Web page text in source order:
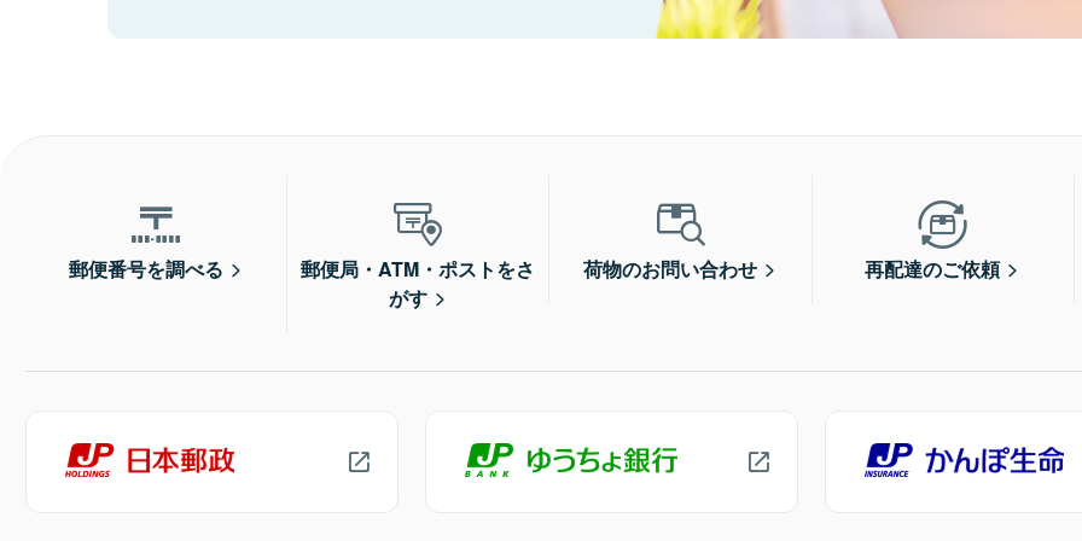
郵便番号を調べる
郵便局・ATM・ポストをさ
がす
荷物のお問い合わせ 再配達のご依頼